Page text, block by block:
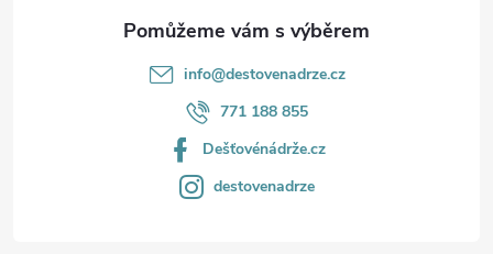
info@destovenadrze.cz
771 188 855
Dešťovénádrže.cz
destovenadrze